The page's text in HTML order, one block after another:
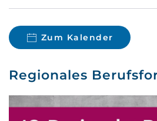
Zum Kalender
Regionales